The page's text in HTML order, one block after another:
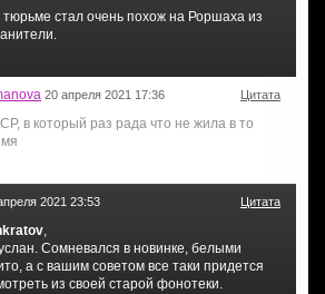
тюрьме стал очень похож на Роршаха из
20 апреля 2021 17:36 Цитата
в который раз рада что не жила в то
2021 23:53 Цитата
,
Сомневался в новинке, белыми
а с вашим советом все таки придется
из своей старой фонотеки.